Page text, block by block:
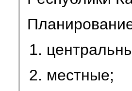
местные;